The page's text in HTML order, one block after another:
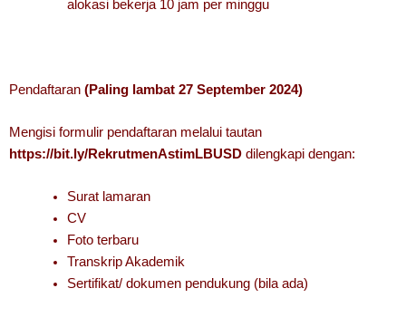
alokasi bekerja 10 jam per minggu
Pendaftaran (Paling lambat 27 September 2024)
Mengisi formulir pendaftaran melalui tautan
https://bit.ly/RekrutmenAstimLBUSD dilengkapi dengan:
Surat lamaran
CV
Foto terbaru
Transkrip Akademik
Sertifikat/ dokumen pendukung (bila ada)